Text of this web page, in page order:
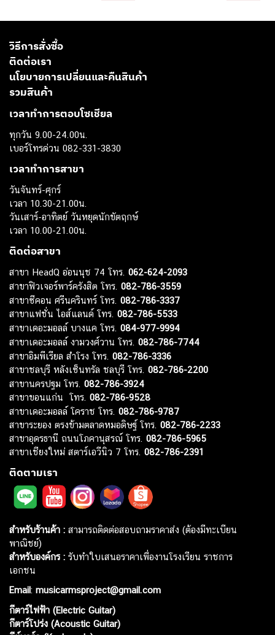
วิธีการสั่งซื้อ
ติดต่อเรา
นโยบายการเปลี่ยนและคืนสินค้า
รวมสินค้า
เวลาทำการตอบโซเชียล
ทุกวัน 9.00-24.00น.
เบอร์โทรด่วน 082-331-3830
เวลาทำการสาขา
วันจันทร์-ศุกร์
เวลา 10.30-21.00น.
วันเสาร์-อาทิตย์ วันหยุดนักขัตฤกษ์
เวลา 10.00-21.00น.
ติดต่อสาขา
สาขา HeadQ อ่อนนุช 74 โทร. 062-624-2093
สาขาฟิวเจอร์พาร์ครังสิต โทร. 082-786-3559
สาขาซีคอน ศรีนครินทร์ โทร. 082-786-3337
สาขาแฟชั่น ไอส์แลนด์ โทร. 082-786-5533
สาขาเดอะมอลล์ บางแค โทร. 084-977-9994
สาขาเดอะมอลล์ งามวงศ์วาน โทร. 082-786-7744
สาขาอิมพีเรียล สำโรง โทร. 082-786-3336
สาขาชลบุรี หลังเซ็นทรัล ชลบุรี โทร. 082-786-2200
สาขานครปฐม โทร. 082-786-3924
สาขาขอนแก่น โทร. 082-786-9528
สาขาเดอะมอลล์ โคราช โทร. 082-786-9787
สาขาระยอง ตรงข้ามตลาดหมอดิษฐ์ โทร. 082-786-2233
สาขาอุดรธานี ถนนโภคานุสรณ์ โทร. 082-786-5965
สาขาเชียงใหม่ สตาร์เอวีนิว 7 โทร. 082-786-2391
ติดตามเรา
สำหรับร้านค้า : สามารถติดต่อสอบถามราคาส่ง (ต้องมีทะเบียน
พาณิชย์)
สำหรับองค์กร : รับทำใบเสนอราคาเพื่องานโรงเรียน ราชการ
เอกชน
Email: musicarmsproject@gmail.com
กีตาร์ไฟฟ้า (Electric Guitar)
กีตาร์โปร่ง (Acoustic Guitar)